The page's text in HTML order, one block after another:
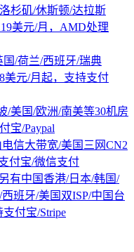
杉矶/休斯顿/达拉斯
美元/月，AMD处理
/荷兰/西班牙/瑞典
美元/月起，支持支付
/美国/欧洲/南美等30机房
宝/Paypal
信大带宽/美国三网CN2
付宝/微信支付
有中国香港/日本/韩国/
班牙/美国双ISP/中国台
付宝/Stripe